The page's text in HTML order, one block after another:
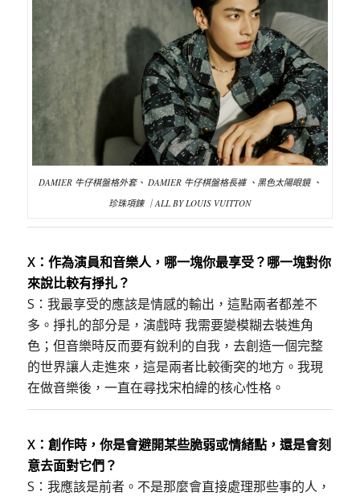
DAMIER 牛仔棋盤格外套、 DAMIER 牛仔棋盤格長褲 、黑色太陽眼鏡 、
珍珠項鍊 ｜ALL BY LOUIS VUITTON
X：作為演員和音樂人，哪一塊你最享受？哪一塊對你
來說比較有掙扎？
S：我最享受的應該是情感的輸出，這點兩者都差不
多。掙扎的部分是，演戲時 我需要變模糊去裝進角
色；但音樂時反而要有銳利的自我，去創造一個完整
的世界讓人走進來，這是兩者比較衝突的地方。我現
在做音樂後，一直在尋找宋柏緯的核心性格。
X：創作時，你是會避開某些脆弱或情緒點，還是會刻
意去面對它們？
S：我應該是前者。不是那麼會直接處理那些事的人，